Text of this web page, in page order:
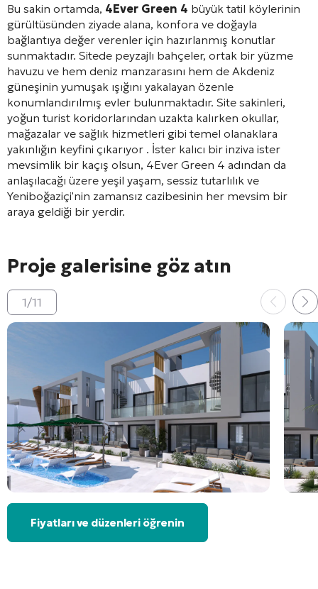
Bu sakin ortamda, 4Ever Green 4 büyük tatil köylerinin
gürültüsünden ziyade alana, konfora ve doğayla
bağlantıya değer verenler için hazırlanmış konutlar
sunmaktadır. Sitede peyzajlı bahçeler, ortak bir yüzme
havuzu ve hem deniz manzarasını hem de Akdeniz
güneşinin yumuşak ışığını yakalayan özenle
konumlandırılmış evler bulunmaktadır. Site sakinleri,
yoğun turist koridorlarından uzakta kalırken okullar,
mağazalar ve sağlık hizmetleri gibi temel olanaklara
yakınlığın keyfini çıkarıyor . İster kalıcı bir inziva ister
mevsimlik bir kaçış olsun, 4Ever Green 4 adından da
anlaşılacağı üzere yeşil yaşam, sessiz tutarlılık ve
Yeniboğaziçi'nin zamansız cazibesinin her mevsim bir
araya geldiği bir yerdir.
Proje galerisine göz atın
1/11
Fiyatları ve düzenleri öğrenin